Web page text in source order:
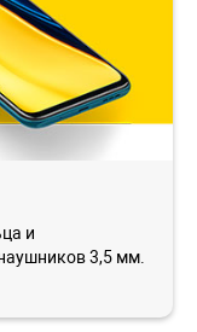
и
3,5 мм.